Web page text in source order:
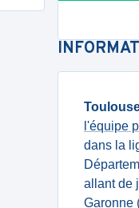
l'équipe
dans la
allant de
Garonne